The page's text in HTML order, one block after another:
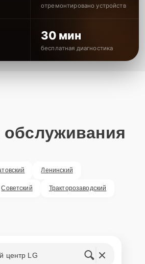
отремонтировано устройств
30 мин
бесплатная диагностика
Ленинский
Советский Тракторозаводский
центр LG